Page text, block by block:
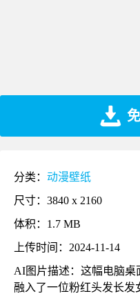
分类： 动漫壁纸
尺寸：3840 x 2160
体积：1.7 MB
上传时间：2024-11-14
AI图片描述：这幅电脑
融入了一位粉红头发长发